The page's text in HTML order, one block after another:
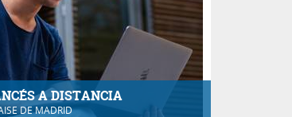
A DISTANCIA
DE MADRID